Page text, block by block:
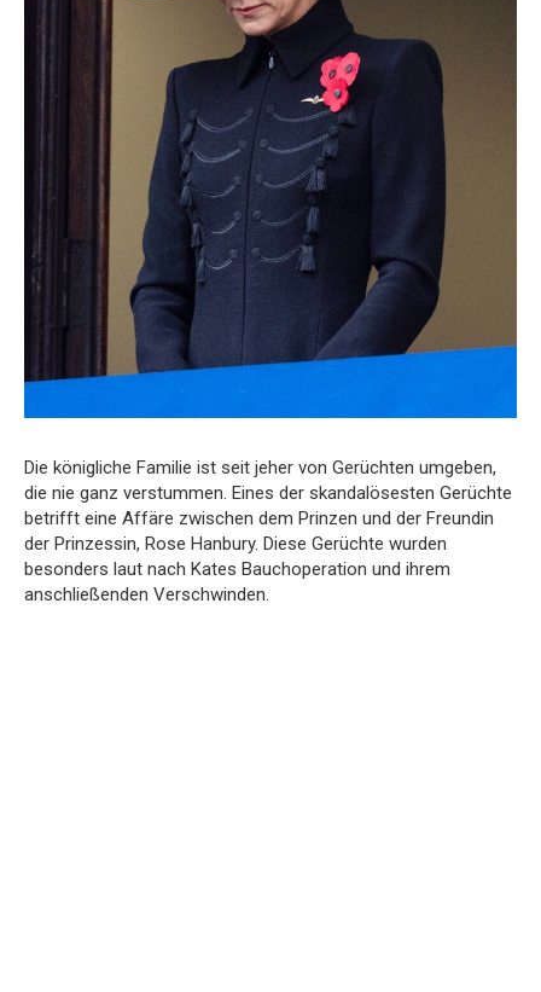
Die königliche Familie ist seit jeher von Gerüchten umgeben,
die nie ganz verstummen. Eines der skandalösesten Gerüchte
betrifft eine Affäre zwischen dem Prinzen und der Freundin
der Prinzessin, Rose Hanbury. Diese Gerüchte wurden
besonders laut nach Kates Bauchoperation und ihrem
anschließenden Verschwinden.